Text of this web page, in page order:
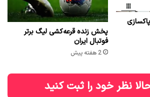
پخش زنده قرعه‌کشی لیگ برتر
فوتبال ایران
2 هفته پیش
نظر خود را ثبت کنید